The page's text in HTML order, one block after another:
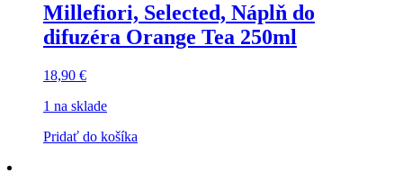
Millefiori, Selected, Náplň do
difuzéra Orange Tea 250ml
18,90 €
1 na sklade
Pridať do košíka